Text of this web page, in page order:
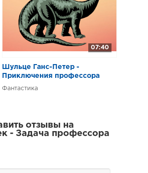
07:40
Шульце Ганс-Петер -
Приключения профессора
Марлиз
Фантастика
отзывы на
- Задача профессора